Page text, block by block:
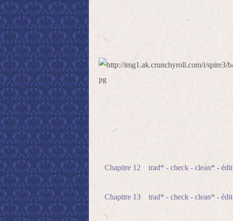
Chapitre 12 trad* - check - clean* - édit
Chapitre 13 trad* - check - clean* - édit